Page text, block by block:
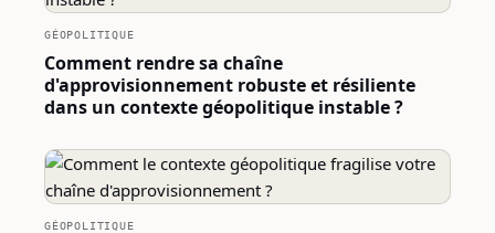
GÉOPOLITIQUE
Comment rendre sa chaîne
d'approvisionnement robuste et résiliente
dans un contexte géopolitique instable ?
GÉOPOLITIQUE